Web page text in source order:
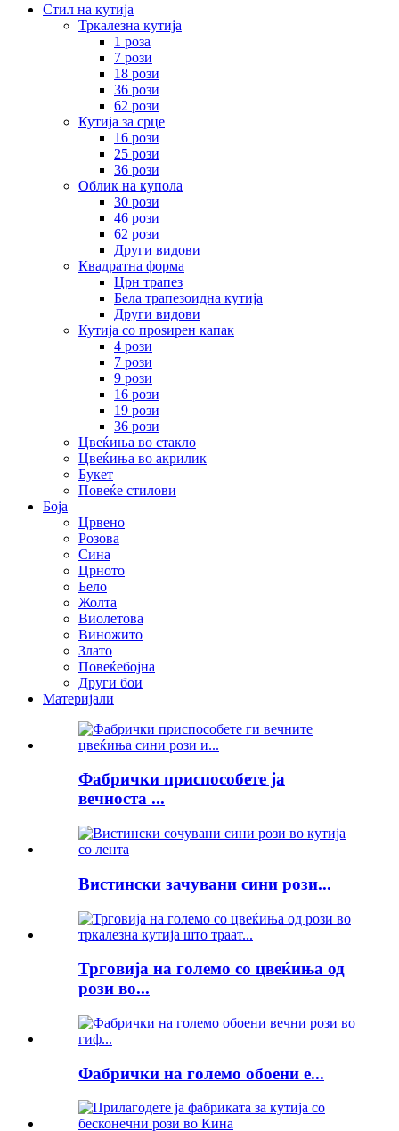
Стил на кутија
Тркалезна кутија
1 роза
7 рози
18 рози
36 рози
62 рози
Кутија за срце
16 рози
25 рози
36 рози
Облик на купола
30 рози
46 рози
62 рози
Други видови
Квадратна форма
Црн трапез
Бела трапезоидна кутија
Други видови
Кутија со проѕирен капак
4 рози
7 рози
9 рози
16 рози
19 рози
36 рози
Цвеќиња во стакло
Цвеќиња во акрилик
Букет
Повеќе стилови
Боја
Црвено
Розова
Сина
Црното
Бело
Жолта
Виолетова
Виножито
Злато
Повеќебојна
Други бои
Материјали
Фабрички приспособете ја
вечноста ...
Вистински зачувани сини рози...
Трговија на големо со цвеќиња од
рози во...
Фабрички на големо обоени е...